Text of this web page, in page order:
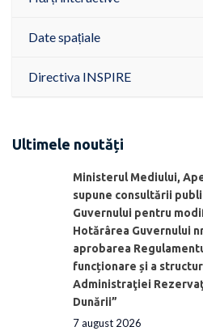
Date spațiale
Directiva INSPIRE
Ultimele noutăți
Ministerul Mediului,
supune consultării
Guvernului pentru
Hotărârea Guvernului
aprobarea
funcționare și a
Administraţiei
Dunării”
7 august 2026